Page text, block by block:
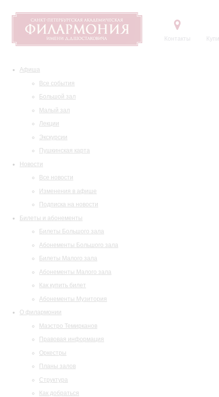
Контакты
Афиша
Все события
Большой зал
Малый зал
Лекции
Экскурсии
Пушкинская карта
Новости
Все новости
Изменения в афише
Подписка на новости
Билеты и абонементы
Билеты Большого зала
Абонементы Большого зала
Билеты Малого зала
Абонементы Малого зала
Как купить билет
Абонементы Музитория
О филармонии
Маэстро Темирканов
Правовая информация
Оркестры
Планы залов
Структура
Как добраться